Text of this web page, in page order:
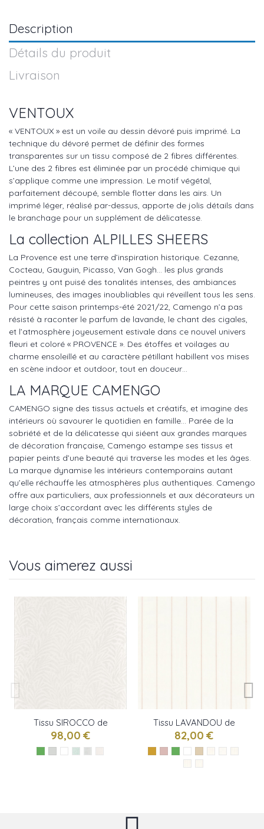
Description
Détails du produit
Livraison
VENTOUX
« VENTOUX » est un voile au dessin dévoré puis imprimé. La
technique du dévoré permet de définir des formes
transparentes sur un tissu composé de 2 fibres différentes.
L’une des 2 fibres est éliminée par un procédé chimique qui
s’applique comme une impression. Le motif végétal,
parfaitement découpé, semble flotter dans les airs. Un
imprimé léger, réalisé par-dessus, apporte de jolis détails dans
le branchage pour un supplément de délicatesse.
La collection ALPILLES SHEERS
La Provence est une terre d’inspiration historique. Cezanne,
Cocteau, Gauguin, Picasso, Van Gogh… les plus grands
peintres y ont puisé des tonalités intenses, des ambiances
lumineuses, des images inoubliables qui réveillent tous les sens.
Pour cette saison printemps-été 2021/22, Camengo n’a pas
résisté à raconter le parfum de lavande, le chant des cigales,
et l’atmosphère joyeusement estivale dans ce nouvel univers
fleuri et coloré « PROVENCE ». Des étoffes et voilages au
charme ensoleillé et au caractère pétillant habillent vos mises
en scène indoor et outdoor, tout en douceur…
LA MARQUE CAMENGO
CAMENGO signe des tissus actuels et créatifs, et imagine des
intérieurs où savourer le quotidien en famille… Parée de la
sobriété et de la délicatesse qui siéent aux grandes marques
de décoration française, Camengo estampe ses tissus et
papier peints d’une beauté qui traverse les modes et les âges.
La marque dynamise les intérieurs contemporains autant
qu’elle réchauffe les atmosphères plus authentiques. Camengo
offre aux particuliers, aux professionnels et aux décorateurs un
large choix s’accordant avec les différents styles de
décoration, français comme internationaux.
Vous aimerez aussi
Tissu SIROCCO de
Camengo
98,00 €
Tissu LAVANDOU de
Camengo
82,00 €